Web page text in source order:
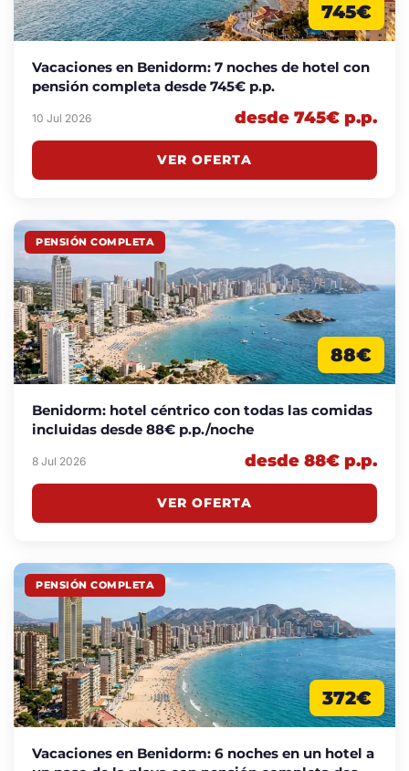
745€
Vacaciones en Benidorm: 7 noches de hotel con
pensión completa desde 745€ p.p.
10 Jul 2026 desde 745€ p.p.
VER OFERTA
PENSIÓN COMPLETA
88€
Benidorm: hotel céntrico con todas las comidas
incluidas desde 88€ p.p./noche
8 Jul 2026 desde 88€ p.p.
VER OFERTA
PENSIÓN COMPLETA
372€
Vacaciones en Benidorm: 6 noches en un hotel a